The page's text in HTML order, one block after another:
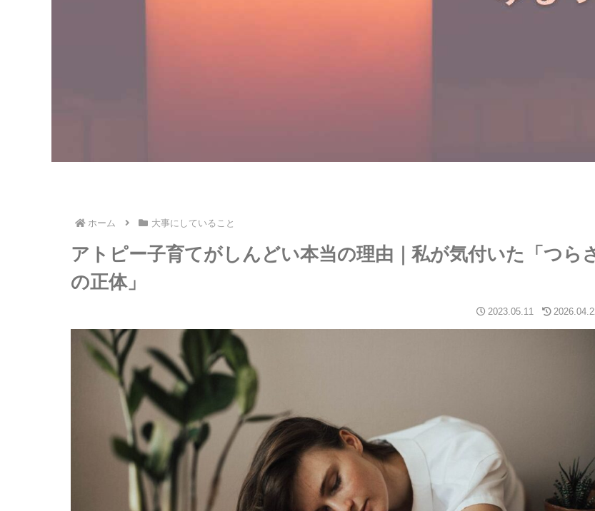
ホーム 大事にしていること
アトピー子育てがしんどい本当の理由｜私が気付いた「つら
の正体」
2023.05.11